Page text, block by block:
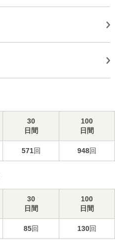
30
日間
100
日間
571回 948回
30
日間
100
日間
85回 130回